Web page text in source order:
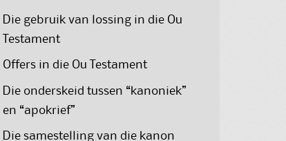
Die gebruik van lossing in die Ou
Testament
Offers in die Ou Testament
Die onderskeid tussen “kanoniek”
en “apokrief”
Die samestelling van die kanon